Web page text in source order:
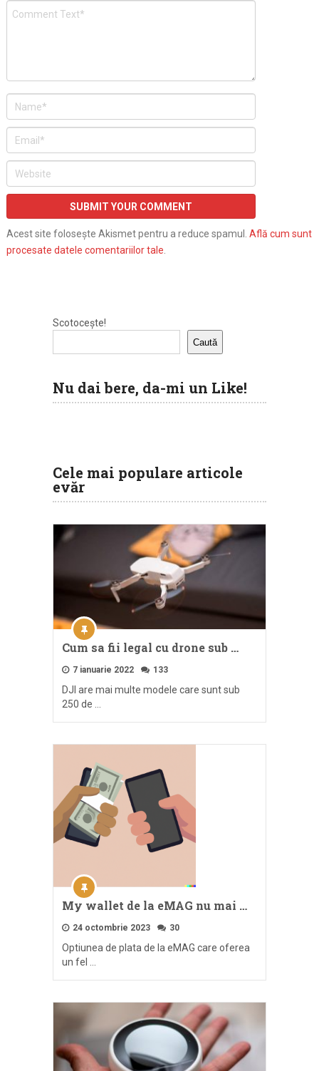
Acest site folosește Akismet pentru a reduce spamul. Află cum sunt
procesate datele comentariilor tale.
Scotocește!
Caută
Nu dai bere, da-mi un Like!
Cele mai populare articole
evăr
Cum sa fii legal cu drone sub …
7 ianuarie 2022 133
DJI are mai multe modele care sunt sub
250 de …
My wallet de la eMAG nu mai …
24 octombrie 2023 30
Optiunea de plata de la eMAG care oferea
un fel …